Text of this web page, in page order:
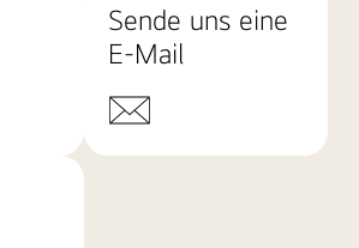
Sende uns eine
E-Mail